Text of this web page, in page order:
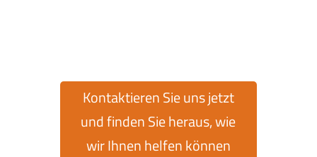
Kontaktieren Sie uns jetzt
und finden Sie heraus, wie
wir Ihnen helfen können